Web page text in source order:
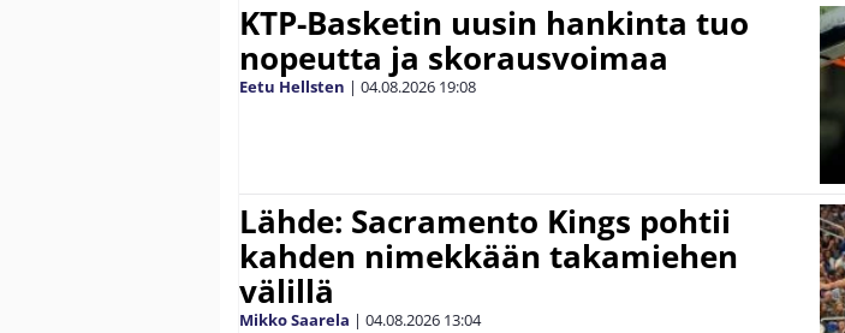
KTP-Basketin uusin hankinta tuo
nopeutta ja skorausvoimaa
Eetu Hellsten | 04.08.2026 19:08
Lähde: Sacramento Kings pohtii
kahden nimekkään takamiehen
välillä
Mikko Saarela | 04.08.2026 13:04